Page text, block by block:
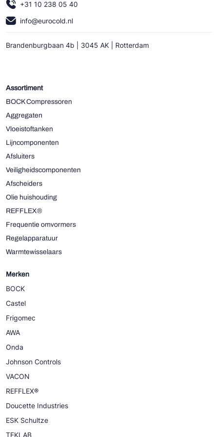
+31 10 238 05 40
info@eurocold.nl
Brandenburgbaan 4b | 3045 AK | Rotterdam
Assortiment
BOCK Compressoren
Aggregaten
Vloeistoftanken
Lijncomponenten
Afsluiters
Veiligheidscomponenten
Afscheiders
Olie huishouding
REFFLEX®
Frequentie omvormers
Regelapparatuur
Warmtewisselaars
Merken
BOCK
Castel
Frigomec
AWA
Onda
Johnson Controls
VACON
REFFLEX®
Doucette Industries
ESK Schultze
TEKLAB